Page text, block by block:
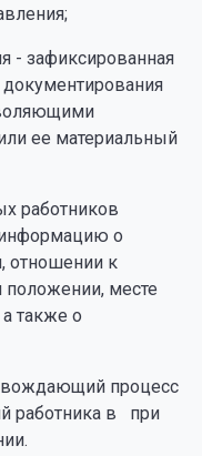
- зафиксированная
ее материальный
работников
о
отношении к
положении, месте
также о
процесс
работника в при